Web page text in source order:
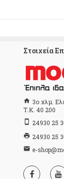
Στοιχεία
home 3ο χλμ.
Τ.Κ. 40 200
stay_primary_portrait 24930 25
print 24930 25
email e-